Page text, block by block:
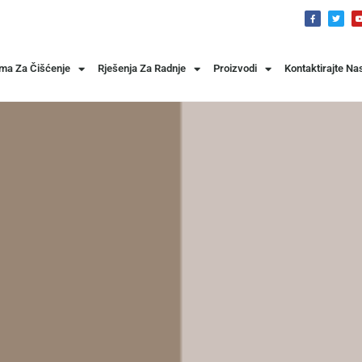
Za Čišćenje Rješenja Za Radnje Proizvodi Kontaktirajte